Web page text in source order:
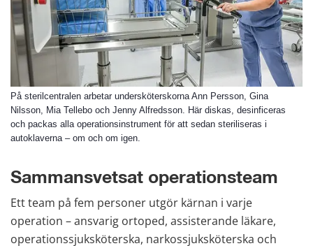
På sterilcentralen arbetar undersköterskorna Ann Persson, Gina
Nilsson, Mia Tellebo och Jenny Alfredsson. Här diskas, desinficeras
och packas alla operationsinstrument för att sedan steriliseras i
autoklaverna – om och om igen.
Sammansvetsat operationsteam
Ett team på fem personer utgör kärnan i varje
operation – ansvarig ortoped, assisterande läkare,
operationssjuksköterska, narkossjuksköterska och